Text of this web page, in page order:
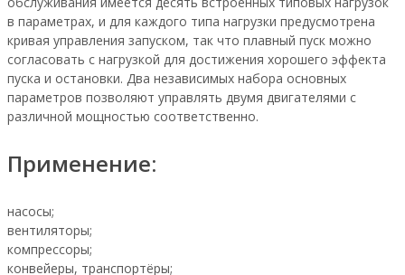
в параметрах, и для каждого типа нагрузки предусмотрена
кривая управления запуском, так что плавный пуск можно
согласовать с нагрузкой для достижения хорошего эффекта
пуска и остановки. Два независимых набора основных
параметров позволяют управлять двумя двигателями с
различной мощностью соответственно.
Применение:
насосы;
вентиляторы;
компрессоры;
конвейеры, транспортёры;